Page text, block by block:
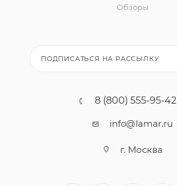
Обзоры
ПОДПИСАТЬСЯ НА РАССЫЛКУ
8 (800) 555-95-42
info@lamar.ru
г. Москва